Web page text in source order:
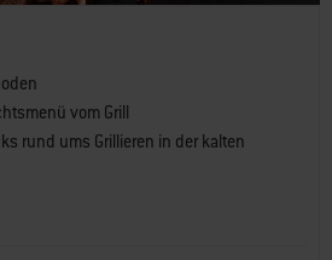
vom Grill
rund ums Grillieren in der kalten